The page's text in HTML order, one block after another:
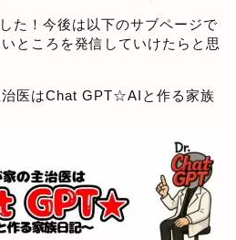
た！今後は以下のサブページで
ところを発信していけたらと思
治医はChat GPT☆AIと作る家族